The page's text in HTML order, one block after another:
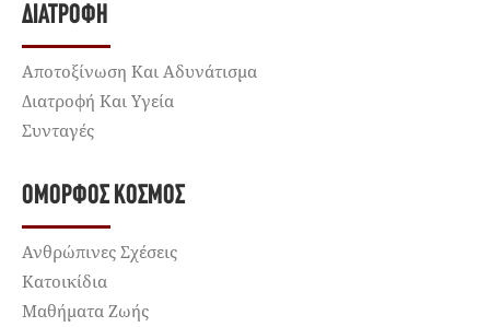
ΔΙΑΤΡΟΦΉ
Αποτοξίνωση Και Αδυνάτισμα
Διατροφή Και Υγεία
Συνταγές
ΌΜΟΡΦΟΣ ΚΌΣΜΟΣ
Ανθρώπινες Σχέσεις
Κατοικίδια
Μαθήματα Ζωής